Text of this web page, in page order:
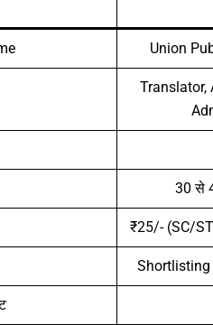
Union
Translator,
30 से
₹25/- (SC/
Shortlisting